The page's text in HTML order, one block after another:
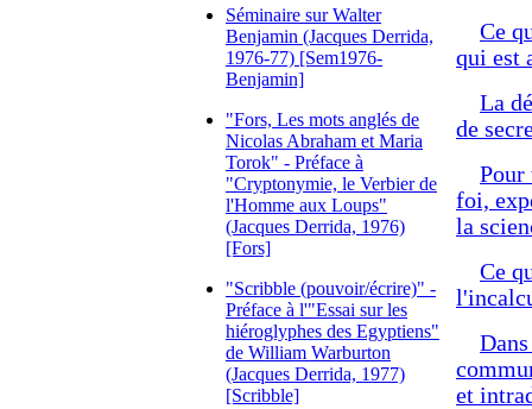
Séminaire sur Walter
Benjamin (Jacques Derrida,
1976-77) [Sem1976-
Benjamin]
"Fors, Les mots anglés de
Nicolas Abraham et Maria
Torok" - Préface à
"Cryptonymie, le Verbier de
l'Homme aux Loups"
(Jacques Derrida, 1976)
[Fors]
"Scribble (pouvoir/écrire)" -
Préface à l'"Essai sur les
hiéroglyphes des Egyptiens"
de William Warburton
(Jacques Derrida, 1977)
[Scribble]
Ce
qui est
La
de
Pour
foi,
la
Ce
et